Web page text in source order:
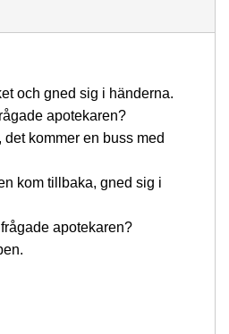
och gned sig i händerna.
apotekaren?
kommer en buss med
kom tillbaka, gned sig i
apotekaren?